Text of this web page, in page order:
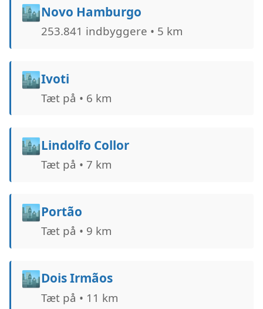
🏙️Novo Hamburgo
253.841 indbyggere • 5 km
🏙️Ivoti
Tæt på • 6 km
🏙️Lindolfo Collor
Tæt på • 7 km
🏙️Portão
Tæt på • 9 km
🏙️Dois Irmãos
Tæt på • 11 km